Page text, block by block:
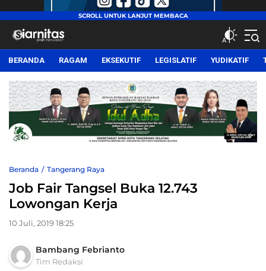
siarnitas
Jernih Menyiarkan
BERANDA RAGAM EKSEKUTIF LEGISLATIF YUDIKATIF
Beranda Tangerang Raya
Job Fair Tangsel Buka 12.743
Lowongan Kerja
10 Juli, 2019 18:25
Bambang Febrianto
Tim Redaksi